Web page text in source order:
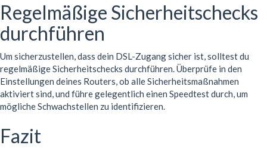
Regelmäßige Sicherheitschecks
durchführen
Um sicherzustellen, dass dein DSL-Zugang sicher ist, solltest du
regelmäßige Sicherheitschecks durchführen. Überprüfe in den
Einstellungen deines Routers, ob alle Sicherheitsmaßnahmen
aktiviert sind, und führe gelegentlich einen Speedtest durch, um
mögliche Schwachstellen zu identifizieren.
Fazit